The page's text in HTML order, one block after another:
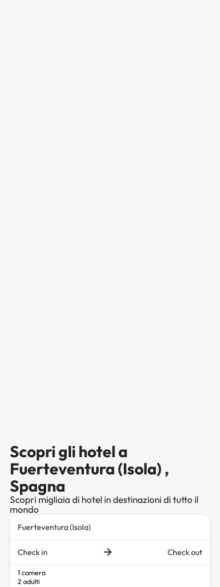
Scopri gli hotel a
Fuerteventura (Isola) ,
Spagna
Scopri migliaia di hotel in destinazioni di tutto il
mondo
Check in Check out
1 camera
2 adulti